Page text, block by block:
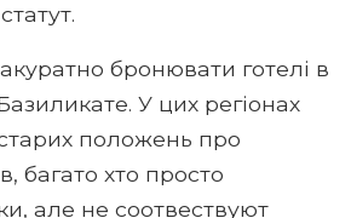
бронювати готелі в
У цих регіонах
положень про
багато хто просто
але не соотвествуют